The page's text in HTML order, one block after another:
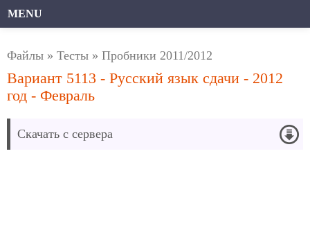
MENU
Файлы » Тесты » Пробники 2011/2012
Вариант 5113 - Русский язык сдачи - 2012
год - Февраль
Скачать с сервера